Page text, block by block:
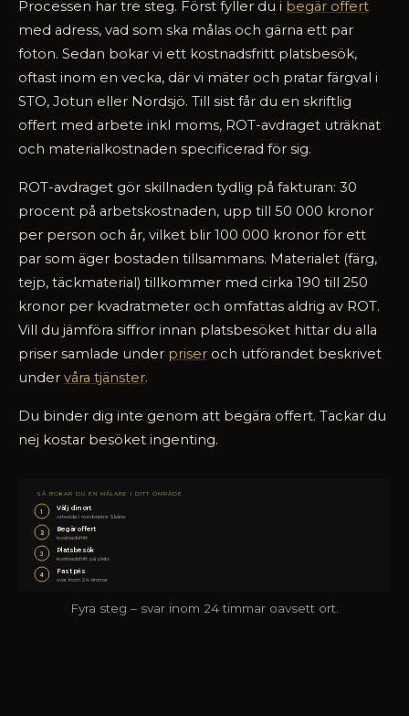
Processen har tre steg. Först fyller du i begär offert
med adress, vad som ska målas och gärna ett par
foton. Sedan bokar vi ett kostnadsfritt platsbesök,
oftast inom en vecka, där vi mäter och pratar färgval i
STO, Jotun eller Nordsjö. Till sist får du en skriftlig
offert med arbete inkl moms, ROT-avdraget uträknat
och materialkostnaden specificerad för sig.
ROT-avdraget gör skillnaden tydlig på fakturan: 30
procent på arbetskostnaden, upp till 50 000 kronor
per person och år, vilket blir 100 000 kronor för ett
par som äger bostaden tillsammans. Materialet (färg,
tejp, täckmaterial) tillkommer med cirka 190 till 250
kronor per kvadratmeter och omfattas aldrig av ROT.
Vill du jämföra siffror innan platsbesöket hittar du alla
priser samlade under priser och utförandet beskrivet
under våra tjänster.
Du binder dig inte genom att begära offert. Tackar du
nej kostar besöket ingenting.
SÅ BOKAR DU EN MÅLARE I DITT OMRÅDE
1
Välj din ort
ortssida i nordvästra Skåne
2
Begär offert
kostnadsfritt
3
Platsbesök
kostnadsfritt på plats
4
Fast pris
svar inom 24 timmar
Fyra steg – svar inom 24 timmar oavsett ort.